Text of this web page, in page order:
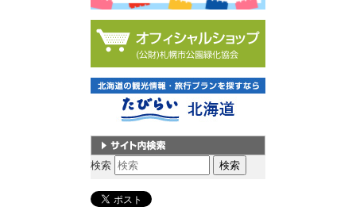
サイト内検索
検索